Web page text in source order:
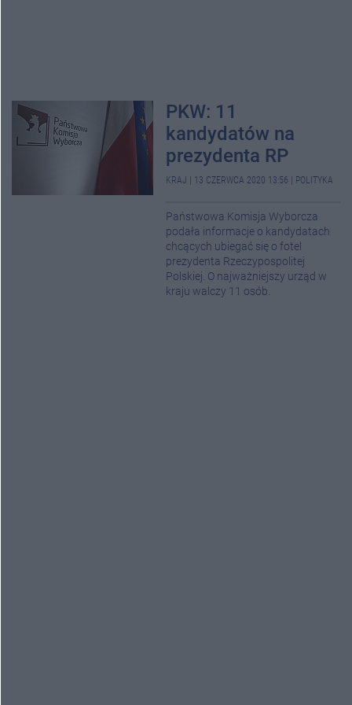
PKW: 11
kandydatów na
prezydenta RP
KRAJ 13 CZERWCA 2020 13:56 POLITYKA
Państwowa Komisja Wyborcza
podała informacje o kandydatach
chcących ubiegać się o fotel
prezydenta Rzeczypospolitej
Polskiej. O najważniejszy urząd w
kraju walczy 11 osób.